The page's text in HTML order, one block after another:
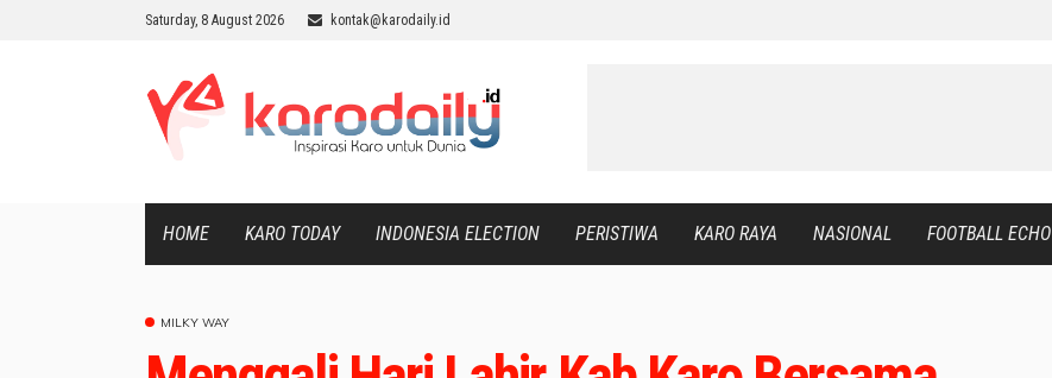
Saturday, 8 August 2026 kontak@karodaily.id
HOME KARO TODAY INDONESIA ELECTION PERISTIWA KARO RAYA NASIONAL FOOTBALL ECHO
MILKY WAY